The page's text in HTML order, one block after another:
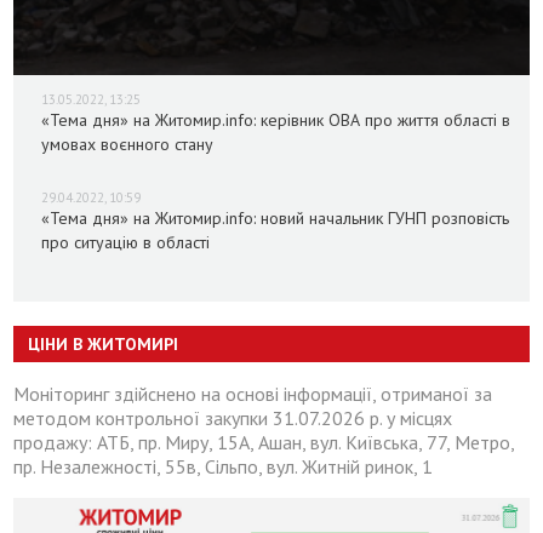
13.05.2022, 13:25
«Тема дня» на Житомир.info: керівник ОВА про життя області в
умовах воєнного стану
29.04.2022, 10:59
«Тема дня» на Житомир.info: новий начальник ГУНП розповість
про ситуацію в області
ЦІНИ В ЖИТОМИРІ
Моніторинг здійснено на основі інформації, отриманої за
методом контрольної закупки 31.07.2026 р. у місцях
продажу: АТБ, пр. Миру, 15А, Ашан, вул. Київська, 77, Метро,
пр. Незалежності, 55в, Сільпо, вул. Житній ринок, 1